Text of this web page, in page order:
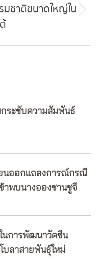
ชาติขนาดใหญ่ใน
กระชับความสัมพันธ์
นออกแถลงการณ์กรณี
าพบนางอองซานซูจี
นการพัฒนาวัคซีน
บลาสายพันธุ์ใหม่